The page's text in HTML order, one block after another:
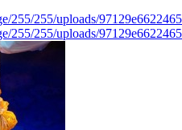
255/255/uploads/
255/255/uploads/